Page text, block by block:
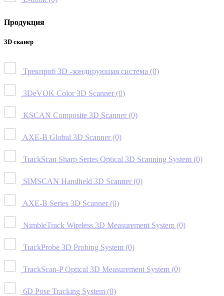
Продукция
3D сканер
Трекпроб 3D -зондирующая система (0)
3DeVOK Color 3D Scanner (0)
KSCAN Composite 3D Scanner (0)
AXE-B Global 3D Scanner (0)
TrackScan Sharp Series Optical 3D Scanning System (0)
SIMSCAN Handheld 3D Scanner (0)
AXE-B Series 3D Scanner (0)
NimbleTrack Wireless 3D Measurement System (0)
TrackProbe 3D Probing System (0)
TrackScan-P Optical 3D Measurement System (0)
6D Pose Tracking System (0)